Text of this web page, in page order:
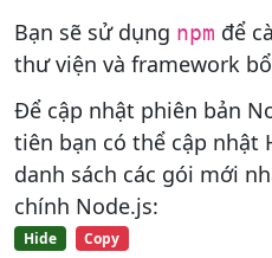
Bạn sẽ sử dụng npm để
thư viện và framework
Để cập nhật phiên bản
tiên bạn có thể cập nhật
danh sách các gói mới
chính Node.js:
Hide Copy